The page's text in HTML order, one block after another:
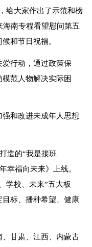
给大家作出了示范和榜
海南专程看望慰问第五
和节日祝福。
行动，通过政策保
范人物解决实际困
和改进未成年人思想
造的“我是接班
幸福向未来》上线。
学校、未来”五大板
标、播种希望、健康
甘肃、江西、内蒙古